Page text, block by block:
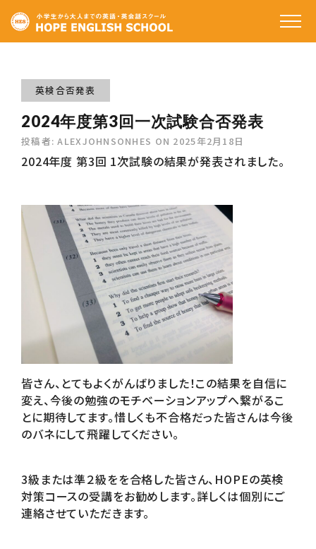
コースと料金
受講生の声
アクセス
英検合否発表
2024年度第3回一次試験合否発表
投稿者: ALEXJOHNSONHES ON 2025年2月18日
2024年度 第3回 1次試験の結果が発表されました。
皆さん、とてもよくがんばりました！この結果を自信に
変え、今後の勉強のモチベーションアップへ繋がるこ
とに期待してます。惜しくも不合格だった皆さんは今後
のバネにして飛躍してください。
3級または準２級をを合格した皆さん、HOPEの英検
対策コースの受講をお勧めします。詳しくは個別にご
連絡させていただきます。